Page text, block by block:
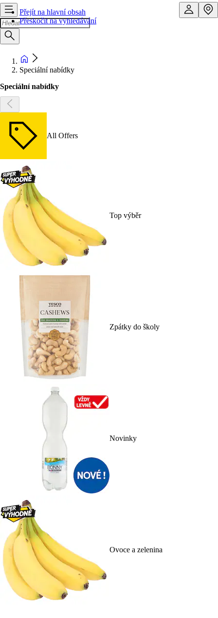
Přejít na hlavní obsah
Přeskočit na vyhledávání
Speciální nabídky
Speciální nabídky
All Offers
Top výběr
Zpátky do školy
Novinky
Ovoce a zelenina